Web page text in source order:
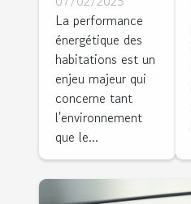
l'isolation
thermique
de votre
maison
La performance
énergétique des
habitations est un
enjeu majeur qui
concerne tant
l'environnement
que le...